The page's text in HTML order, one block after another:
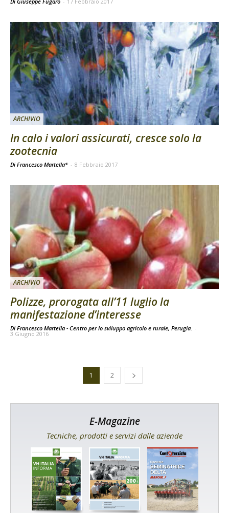
ARCHIVIO
In calo i valori assicurati, cresce solo la
zootecnia
Di Francesco Martella* - 8 Febbraio 2017
ARCHIVIO
Polizze, prorogata all’11 luglio la
manifestazione d’interesse
Di Francesco Martella - Centro per lo sviluppo agricolo e rurale, Perugia. -
3 Giugno 2016
1 2
E-Magazine
Tecniche, prodotti e servizi dalle aziende